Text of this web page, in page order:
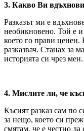
3. Какво Ви
Разказът ми е
необикновено. Той е и
което го прави ценен.
разказвач. Станах за
историята си чрез мен.
4. Мислите ли, че
Късият разказ сам по
за нещо, което си
смятам, че е честно